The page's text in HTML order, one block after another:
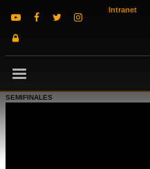
Intranet
SEMIFINALES